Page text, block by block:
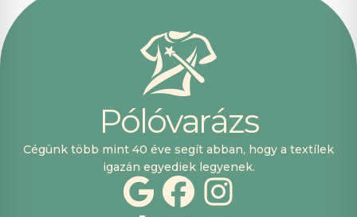
Pólóvarázs
Cégünk több mint 40 éve segít abban, hogy a textílek
igazán egyediek legyenek.